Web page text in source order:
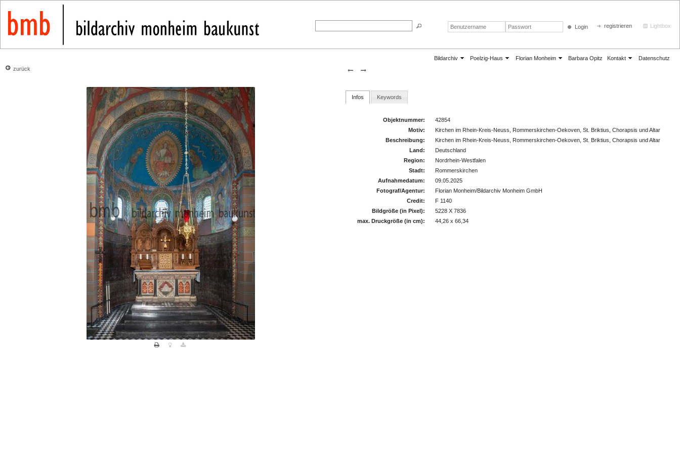
Bildarchiv Poelzig-Haus Florian Monheim Barbara Opitz Kontakt Datenschutz
Login registrieren Lightbox
zurück
Infos Keywords
Objektnummer:
42854
Motiv:
Kirchen im Rhein-Kreis-Neuss, Rommerskirchen-Oekoven, St. Briktius, Chorapsis und Altar
Beschreibung:
Kirchen im Rhein-Kreis-Neuss, Rommerskirchen-Oekoven, St. Briktius, Chorapsis und Altar
Land:
Deutschland
Region:
Nordrhein-Westfalen
Stadt:
Rommerskirchen
Aufnahmedatum:
09.05.2025
Fotograf/Agentur:
Florian Monheim/Bildarchiv Monheim GmbH
Credit:
F 1140
Bildgröße (in Pixel):
5228 X 7836
max. Druckgröße (in cm):
44,26 x 66,34